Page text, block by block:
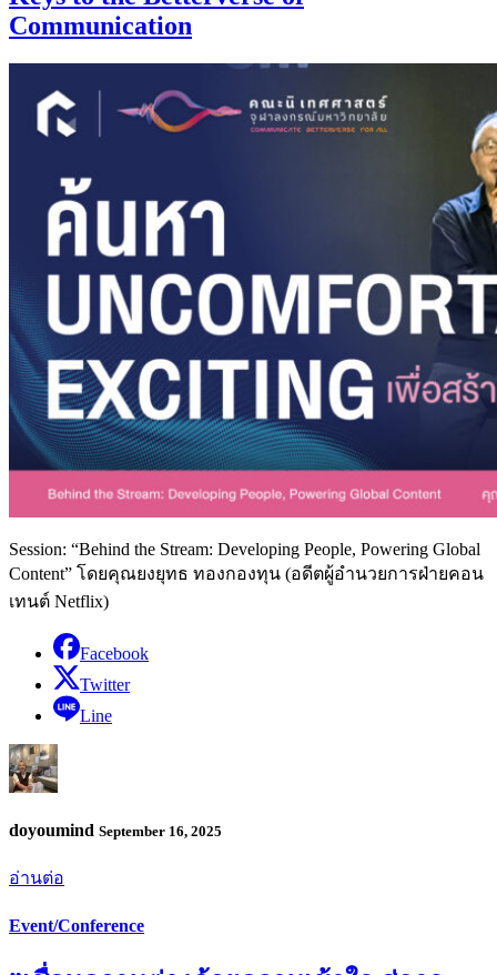
Communication
Session: “Behind the Stream: Developing People, Powering Global
Content” โดยคุณยงยุทธ ทองกองทุน (อดีตผู้อำนวยการฝ่ายคอน
เทนต์ Netflix)
Facebook
Twitter
Line
doyoumind September 16, 2025
อ่านต่อ
Event/Conference